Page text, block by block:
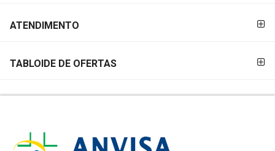
ATENDIMENTO
TABLOIDE DE OFERTAS